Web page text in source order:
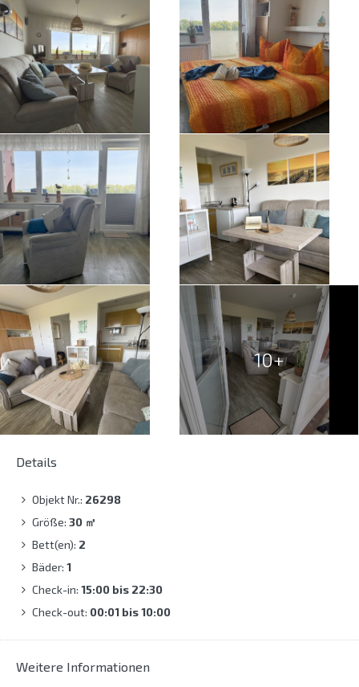
10+
Details
Objekt Nr.: 26298
Größe: 30 ㎡
Bett(en): 2
Bäder: 1
Check-in: 15:00 bis 22:30
Check-out: 00:01 bis 10:00
Weitere Informationen